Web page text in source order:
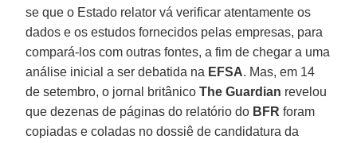
se que o Estado relator vá verificar atentamente os
dados e os estudos fornecidos pelas empresas, para
compará-los com outras fontes, a fim de chegar a uma
análise inicial a ser debatida na EFSA. Mas, em 14
de setembro, o jornal britânicoThe Guardian revelou
que dezenas de páginas do relatório do BFR foram
copiadas e coladas no dossiê de candidatura da